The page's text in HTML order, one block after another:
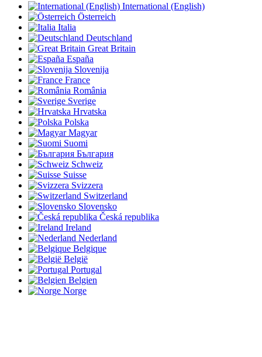
International (English)
Österreich
Italia
Deutschland
Great Britain
España
Slovenija
France
România
Sverige
Hrvatska
Polska
Magyar
Suomi
България
Schweiz
Suisse
Svizzera
Switzerland
Slovensko
Česká republika
Ireland
Nederland
Belgique
België
Portugal
Belgien
Norge